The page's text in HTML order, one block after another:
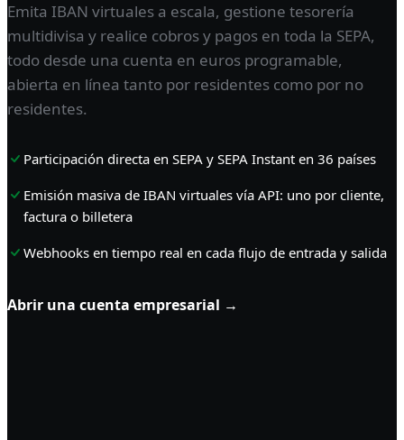
Emita IBAN virtuales a escala, gestione tesorería
multidivisa y realice cobros y pagos en toda la SEPA,
todo desde una cuenta en euros programable,
abierta en línea tanto por residentes como por no
residentes.
Participación directa en SEPA y SEPA Instant en 36 países
Emisión masiva de IBAN virtuales vía API: uno por cliente,
factura o billetera
Webhooks en tiempo real en cada flujo de entrada y salida
Abrir una cuenta empresarial →